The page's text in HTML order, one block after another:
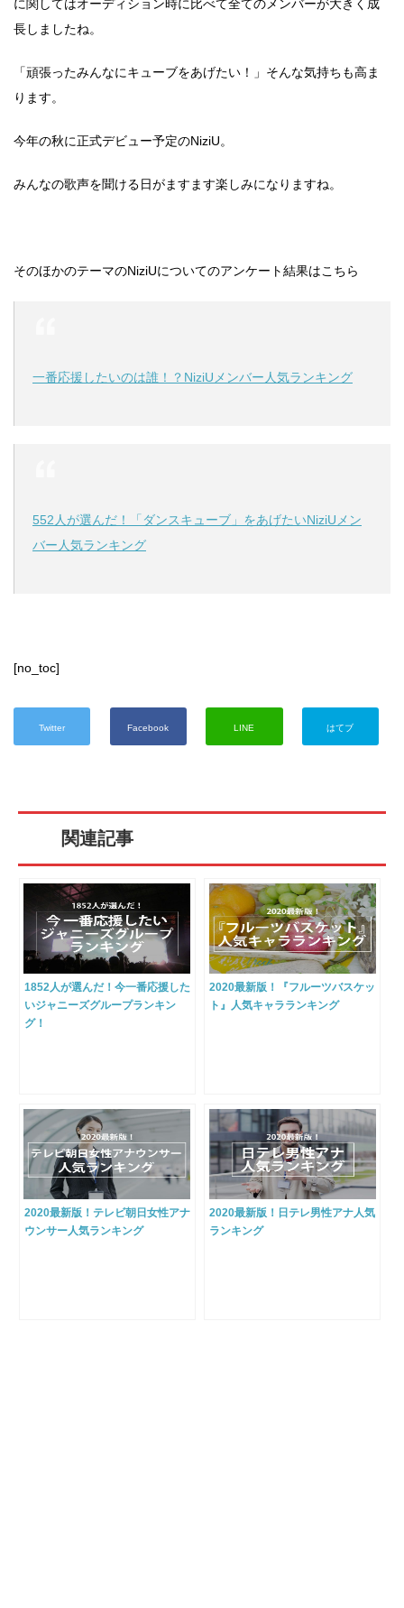
に関してはオーディション時に比べて全てのメンバーが大きく成
長しましたね。
「頑張ったみんなにキューブをあげたい！」そんな気持ちも高ま
ります。
今年の秋に正式デビュー予定のNiziU。
みんなの歌声を聞ける日がますます楽しみになりますね。
そのほかのテーマのNiziUについてのアンケート結果はこちら
一番応援したいのは誰！？NiziUメンバー人気ランキング
552人が選んだ！「ダンスキューブ」をあげたいNiziUメン
バー人気ランキング
[no_toc]
Twitter Facebook LINE はてブ
関連記事
1852人が選んだ！今一番応援した
いジャニーズグループランキン
グ！
2020最新版！『フルーツバスケッ
ト』人気キャラランキング
2020最新版！テレビ朝日女性アナ
ウンサー人気ランキング
2020最新版！日テレ男性アナ人気
ランキング